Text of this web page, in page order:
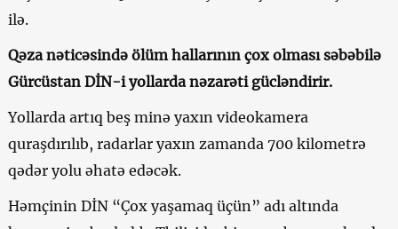
ilə.
Qəza nəticəsində ölüm hallarının çox olması səbəbilə
Gürcüstan DİN-i yollarda nəzarəti gücləndirir.
Yollarda artıq beş minə yaxın videokamera
quraşdırılıb, radarlar yaxın zamanda 700 kilometrə
qədər yolu əhatə edəcək.
Həmçinin DİN “Çox yaşamaq üçün” adı altında